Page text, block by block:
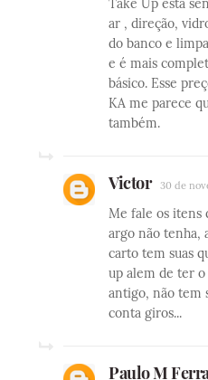
Take Up está
ar , direção,
do banco e
e é mais
básico. Esse
KA me parece
também.
Victor 30 de
Me fale os itens
argo não tenha,
carto tem suas
up alem de ter
antigo, não tem
conta giros...
Paulo M